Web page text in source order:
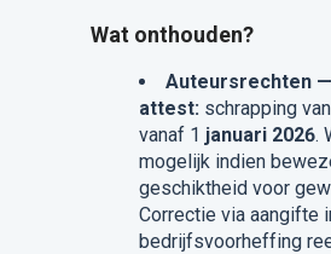
Wat onthouden?
Auteursrechten
attest: schrapping
vanaf 1 januari 2026.
mogelijk indien
geschiktheid voor
Correctie via aangifte
bedrijfsvoorheffing